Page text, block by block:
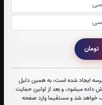
ایجاد شده است، به همین دلیل
داده میشود، و بعد از اولین حمایت
خواهد شد و مستقیما وارد صفحه
2
3
4